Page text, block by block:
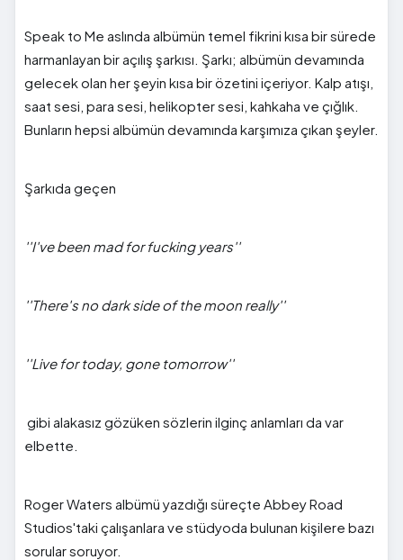
Speak to Me aslında albümün temel fikrini kısa bir sürede
harmanlayan bir açılış şarkısı. Şarkı; albümün devamında
gelecek olan her şeyin kısa bir özetini içeriyor. Kalp atışı,
saat sesi, para sesi, helikopter sesi, kahkaha ve çığlık.
Bunların hepsi albümün devamında karşımıza çıkan şeyler.
Şarkıda geçen
''I've been mad for fucking years''
''There's no dark side of the moon really''
''Live for today, gone tomorrow''
gibi alakasız gözüken sözlerin ilginç anlamları da var
elbette.
Roger Waters albümü yazdığı süreçte Abbey Road
Studios'taki çalışanlara ve stüdyoda bulunan kişilere bazı
sorular soruyor.